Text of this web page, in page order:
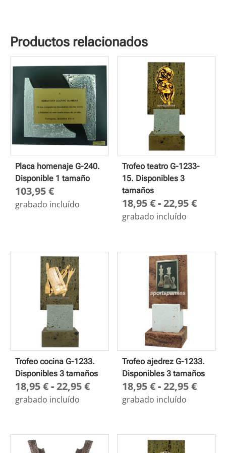
Productos relacionados
Placa homenaje G-240.
Disponible 1 tamaño
103,95€
grabado incluído
Trofeo teatro G-1233-
15. Disponibles 3
tamaños
18,95€-22,95€
18,95
grabado incluído
Trofeo cocina G-1233.
Disponibles 3 tamaños
18,95€-22,95€Rango
18,95 €
grabado incluído
Trofeo ajedrez G-1233.
Disponibles 3 tamaños
18,95€-22,95€
18,95
grabado incluído